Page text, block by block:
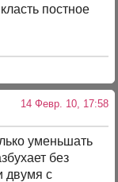
постное
14 Февр. 10, 17:58
уменьшать
без
двумя с